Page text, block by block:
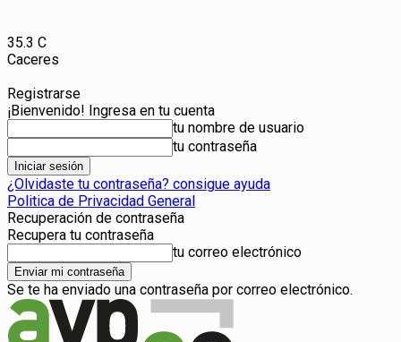
35.3 C
Caceres
Registrarse
¡Bienvenido! Ingresa en tu cuenta
tu nombre de usuario
tu contraseña
¿Olvidaste tu contraseña? consigue ayuda
Politica de Privacidad General
Recuperación de contraseña
Recupera tu contraseña
tu correo electrónico
Se te ha enviado una contraseña por correo electrónico.